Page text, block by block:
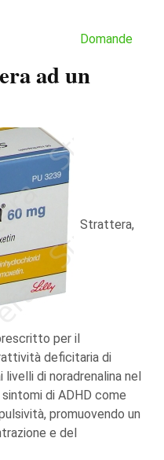
Domande
ad un
Strattera,
per il
deficitaria di
di noradrenalina nel
di ADHD come
promuovendo un
e del